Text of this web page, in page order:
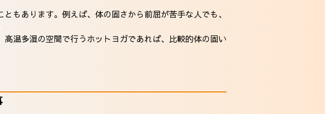
もあります。例えば、体の固さから前屈が苦手な人でも、
温多湿の空間で行うホットヨガであれば、比較的体の固い